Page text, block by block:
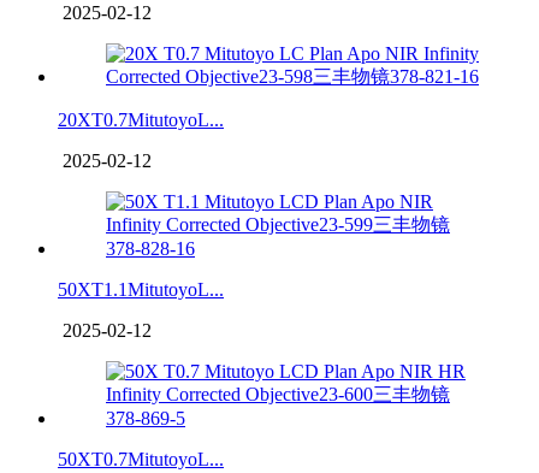
2025-02-12
20XT0.7MitutoyoL...
2025-02-12
50XT1.1MitutoyoL...
2025-02-12
50XT0.7MitutoyoL...